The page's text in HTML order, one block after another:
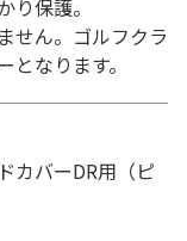
保護。
せん。ゴルフクラ
なります。
バーDR用（ピ